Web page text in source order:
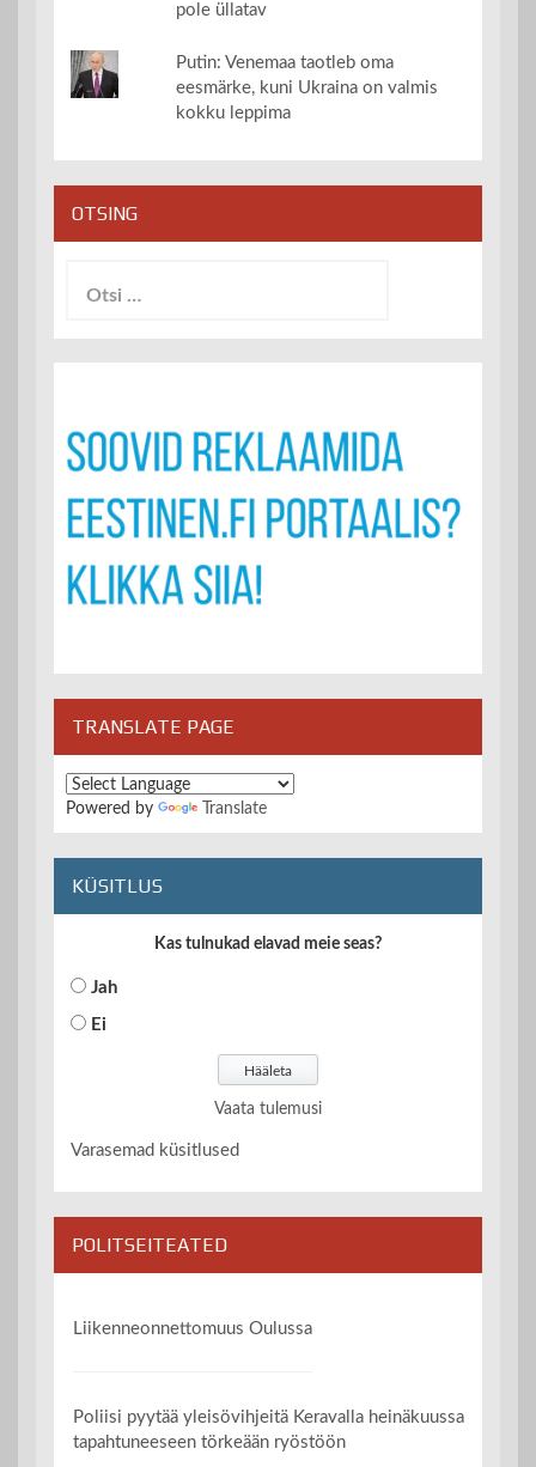
pole üllatav
Putin: Venemaa taotleb oma
eesmärke, kuni Ukraina on valmis
kokku leppima
OTSING
TRANSLATE PAGE
Powered by Translate
KÜSITLUS
Kas tulnukad elavad meie seas?
Jah
Ei
Vaata tulemusi
Varasemad küsitlused
POLITSEITEATED
Liikenneonnettomuus Oulussa
Poliisi pyytää yleisövihjeitä Keravalla heinäkuussa
tapahtuneeseen törkeään ryöstöön